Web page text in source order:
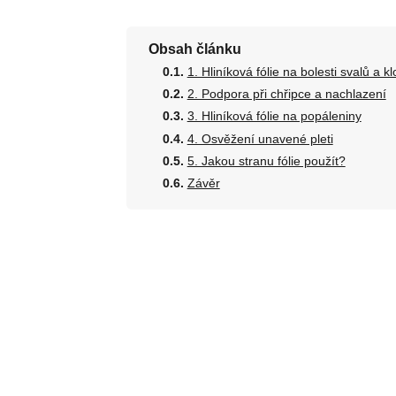
Obsah článku
1. Hliníková fólie na bolesti svalů a
2. Podpora při chřipce a nachlazení
3. Hliníková fólie na popáleniny
4. Osvěžení unavené pleti
5. Jakou stranu fólie použít?
Závěr